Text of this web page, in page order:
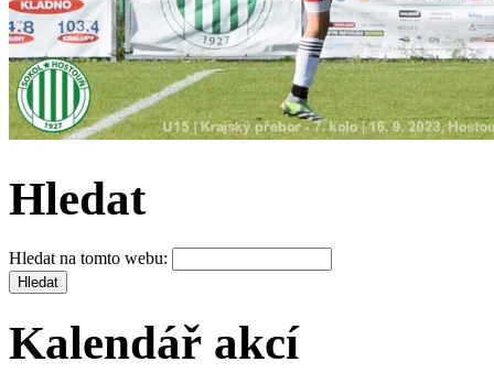
Hledat
Hledat na tomto webu:
Kalendář akcí